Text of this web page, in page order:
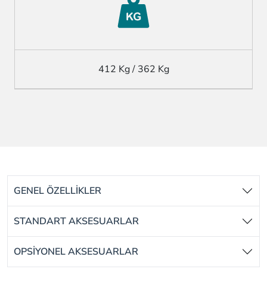
412 Kg / 362 Kg
GENEL ÖZELLİKLER
STANDART AKSESUARLAR
OPSİYONEL AKSESUARLAR